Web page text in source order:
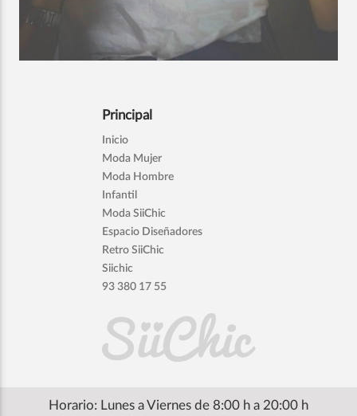
Principal
Inicio
Moda Mujer
Moda Hombre
Infantil
Moda SiiChic
Espacio Diseñadores
Retro SiiChic
Siichic
93 380 17 55
Horario: Lunes a Viernes de 8:00 h a 20:00 h